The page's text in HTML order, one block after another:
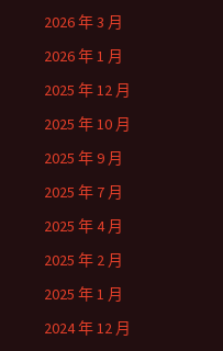
2026 年 3 月
2026 年 1 月
2025 年 12 月
2025 年 10 月
2025 年 9 月
2025 年 7 月
2025 年 4 月
2025 年 2 月
2025 年 1 月
2024 年 12 月